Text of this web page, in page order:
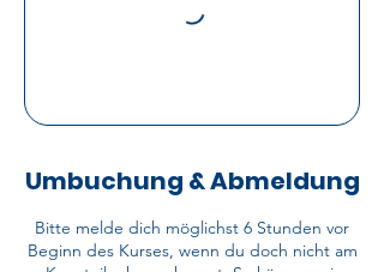
Umbuchung & Abmeldung
Bitte melde dich möglichst 6 Stunden vor
Beginn des Kurses, wenn du doch nicht am